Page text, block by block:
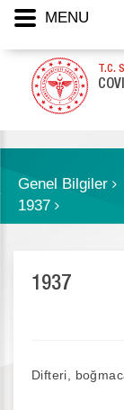
T.C.
Genel Bilgiler
1937
1937
Difteri,
MENU